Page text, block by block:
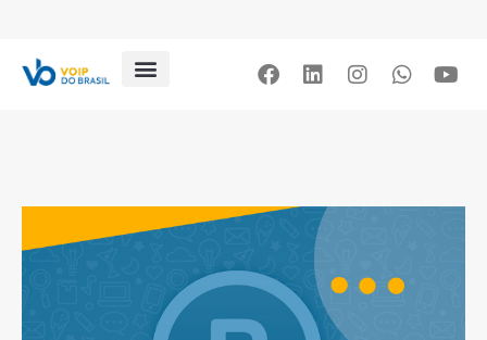
Artigos